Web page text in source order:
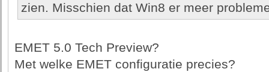
zien. Misschien dat Win8 er meer
EMET 5.0 Tech Preview?
Met welke EMET configuratie precies?